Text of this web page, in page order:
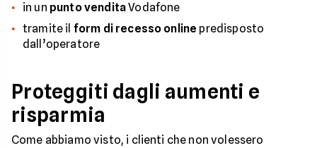
in un punto venditaVodafone
tramite il form di recesso online predisposto
dall’operatore
Proteggiti dagli aumenti e
risparmia
Come abbiamo visto, i clienti che non volessero